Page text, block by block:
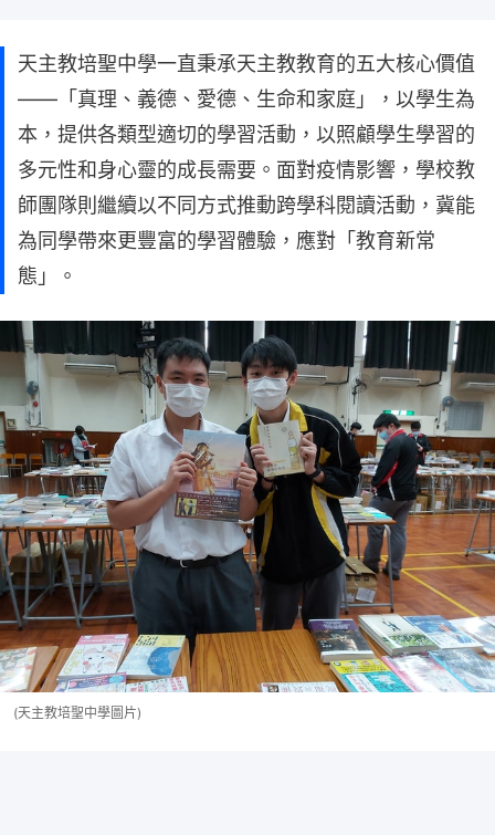
天主教培聖中學一直秉承天主教教育的五大核心價值
——「真理、義德、愛德、生命和家庭」，以學生為
本，提供各類型適切的學習活動，以照顧學生學習的
多元性和身心靈的成長需要。面對疫情影響，學校教
師團隊則繼續以不同方式推動跨學科閱讀活動，冀能
為同學帶來更豐富的學習體驗，應對「教育新常
態」。
(天主教培聖中學圖片)